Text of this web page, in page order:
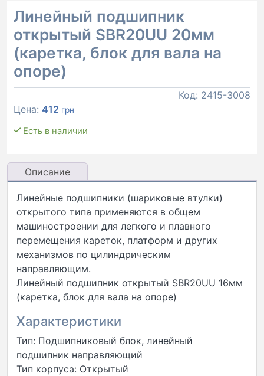
Линейный подшипник
открытый SBR20UU 20мм
(каретка, блок для вала на
опоре)
Код: 2415-3008
Цена:412 грн
Есть в наличии
Описание
Линейные подшипники (шариковые втулки)
открытого типа применяются в общем
машиностроении для легкого и плавного
перемещения кареток, платформ и других
механизмов по цилиндрическим
направляющим.
Линейный подшипник открытый SBR20UU 16мм
(каретка, блок для вала на опоре)
Характеристики
Тип: Подшипниковый блок, линейный
подшипник направляющий
Тип корпуса: Открытый